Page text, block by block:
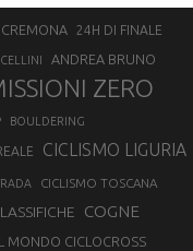
24H DI FINALE
ANDREA BRUNO
ZERO
BOULDERING
CICLISMO LIGURIA
CICLISMO TOSCANA
COGNE
MONDO CICLOCROSS